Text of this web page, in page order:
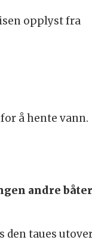
opplyst fra
å hente vann.
andre
den taues